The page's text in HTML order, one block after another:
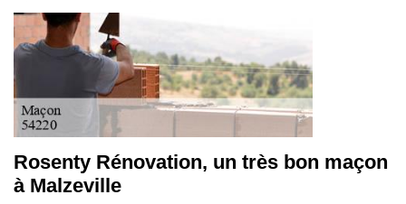
Rosenty Rénovation, un très bon maçon
à Malzeville